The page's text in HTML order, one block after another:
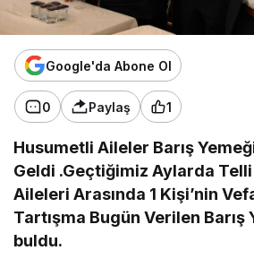
Google'da Abone Ol
0 Paylaş 1
Husumetli Aileler Barış
Geldi .Geçtiğimiz Aylarda
Aileleri Arasında 1 Kişi’nin
Tartışma Bugün Verilen Barış
buldu.